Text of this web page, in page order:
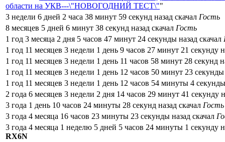
области на УКВ---\"НОВОГОДНИЙ ТЕСТ\""
3 недели 6 дней 2 часа 38 минут 59 секунд назад скачал Гость
8 месяцев 5 дней 6 минут 38 секунд назад скачал Гость
1 год 3 месяца 2 дня 5 часов 47 минут 24 секунды назад скачал
1 год 11 месяцев 3 недели 1 день 9 часов 27 минут 21 секунду
1 год 11 месяцев 3 недели 1 день 11 часов 58 минут 28 секунд
1 год 11 месяцев 3 недели 1 день 12 часов 50 минут 23
1 год 11 месяцев 3 недели 1 день 12 часов 54 минуты 4
2 года 6 месяцев 3 недели 2 дня 14 часов 29 минут 41 секунду
3 года 1 день 10 часов 24 минуты 28 секунд назад скачал Гость
3 года 4 месяца 16 часов 23 минуты 23 секунды назад скачал
3 года 4 месяца 1 неделю 5 дней 5 часов 24 минуты 1 секунду
RX6N